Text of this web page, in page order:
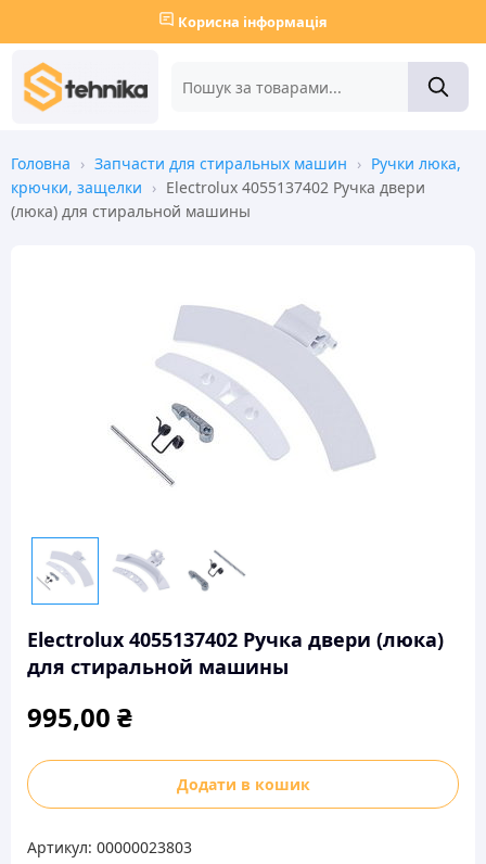
Корисна інформація
Головна › Запчасти для стиральных машин › Ручки люка,
крючки, защелки › Electrolux 4055137402 Ручка двери
(люка) для стиральной машины
Electrolux 4055137402 Ручка двери (люка)
для стиральной машины
995,00 ₴
Electrolux
4055137402
двери
Додати в кошик
Артикул: 00000023803